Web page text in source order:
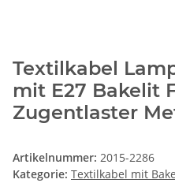
Textilkabel
mit E27 Bakelit
Zugentlaster
Artikelnummer: 2015-2286
Kategorie: Textilkabel mit